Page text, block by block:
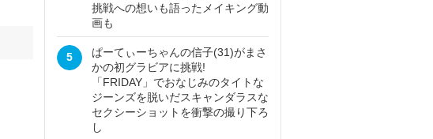
挑戦への想いも語ったメイキング動
画も
5
ぱーてぃーちゃんの信子(31)がまさ
かの初グラビアに挑戦!
「FRIDAY」でおなじみのタイトな
ジーンズを脱いだスキャンダラスな
セクシーショットを衝撃の撮り下ろ
し